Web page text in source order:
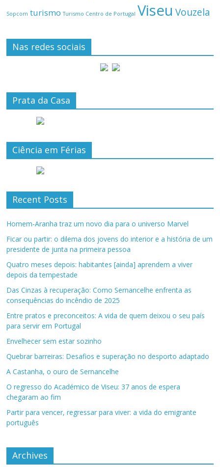
Sopcom turismo Turismo Centro de Portugal Viseu Vouzela
Nas redes sociais
Prata da Casa
Ciência em Férias
Recent Posts
Homem-Aranha traz um novo dia para o universo Marvel
Ficar ou partir: o dilema dos jovens do interior e a história de um
presidente de junta na primeira pessoa
Quatro meses depois: habitantes [ainda] aprendem a viver
depois da tempestade
Das Cinzas à recuperação: Como Sernancelhe enfrenta as
consequências do incêndio de 2025
Entre pratos e preconceitos: A vida de quem deixou o seu país
para servir em Portugal
Envelhecer sem estar sozinho
Quebrar barreiras: Desafios e superação no desporto adaptado
A Castanha, o ouro de Sernancelhe
O regresso do Académico de Viseu: 37 anos de espera
chegaram ao fim
Partir para vencer, regressar para viver: a vida do emigrante
português
Archives